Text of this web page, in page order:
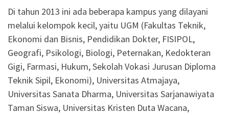
Di tahun 2013 ini ada beberapa kampus yang dilayani
melalui kelompok kecil, yaitu UGM (Fakultas Teknik,
Ekonomi dan Bisnis, Pendidikan Dokter, FISIPOL,
Geografi, Psikologi, Biologi, Peternakan, Kedokteran
Gigi, Farmasi, Hukum, Sekolah Vokasi Jurusan Diploma
Teknik Sipil, Ekonomi), Universitas Atmajaya,
Universitas Sanata Dharma, Universitas Sarjanawiyata
Taman Siswa, Universitas Kristen Duta Wacana,